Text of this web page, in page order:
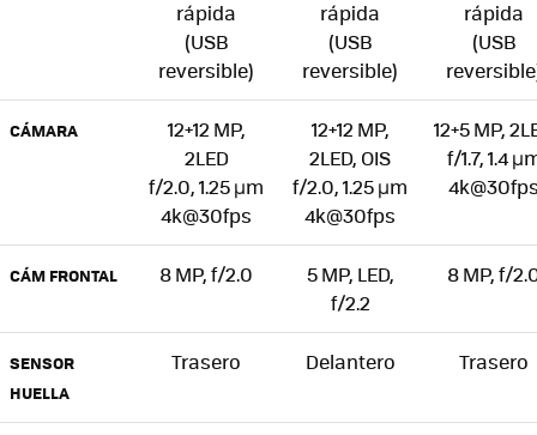
rápida
(USB
reversible)
rápida
(USB
reversible)
rápida
(USB
CÁMARA
12+12 MP,
2LED
f/2.0, 1.25 µm
4k@30fps
12+12 MP,
2LED, OIS
f/2.0, 1.25 µm
4k@30fps
12+5 MP,
f/1.7, 1.4
CÁM FRONTAL 8 MP, f/2.0
5 MP, LED,
f/2.2
8 MP, f/
SENSOR
HUELLA
Trasero Delantero Trasero